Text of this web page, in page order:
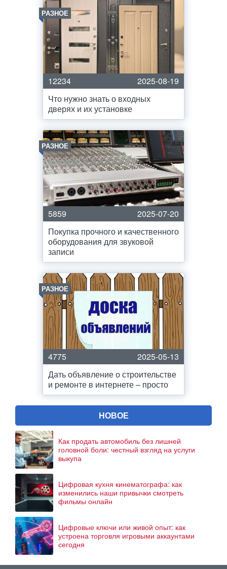
РАЗНОЕ
12234
2025-08-19
Что нужно знать о входных
дверях и их установке
РАЗНОЕ
5859
2025-07-20
Покупка прочного и качественного
оборудования для звуковой
записи
РАЗНОЕ
4775
2025-05-13
Дать объявление о строительстве
и ремонте в интернете – просто
НОВОЕ
Как продать автомобиль без лишней
головной боли: честный взгляд на услуги
выкупа
Цифровая кухня кинематографа: как
изменились наши привычки смотреть
фильмы онлайн
Цифровые ключи или живой опыт: как
устроена торговля игровыми аккаунтами
сегодня